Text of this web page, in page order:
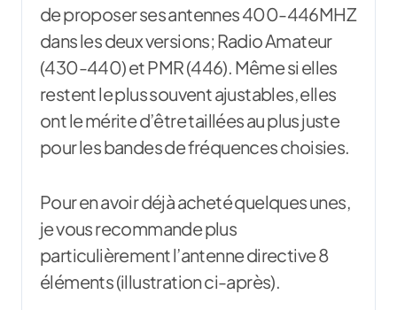
de proposer ses antennes 400-446MHZ
dans les deux versions; Radio Amateur
(430-440) et PMR (446). Même si elles
restent le plus souvent ajustables, elles
ont le mérite d’être taillées au plus juste
pour les bandes de fréquences choisies.
Pour en avoir déjà acheté quelques unes,
je vous recommande plus
particulièrement l’antenne directive 8
éléments (illustration ci-après).